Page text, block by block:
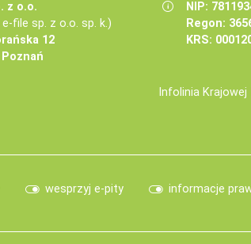
z o.o.
file sp. z o.o. sp. k.)
12
NIP:
Regon:
KRS:
Infolinia
wesprzyj e-pity informacje